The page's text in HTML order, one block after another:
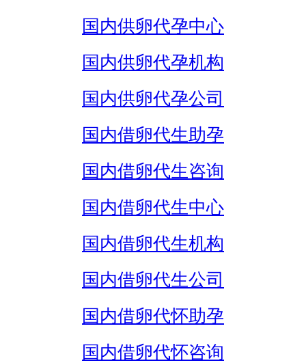
国内供卵代孕中心
国内供卵代孕机构
国内供卵代孕公司
国内借卵代生助孕
国内借卵代生咨询
国内借卵代生中心
国内借卵代生机构
国内借卵代生公司
国内借卵代怀助孕
国内借卵代怀咨询